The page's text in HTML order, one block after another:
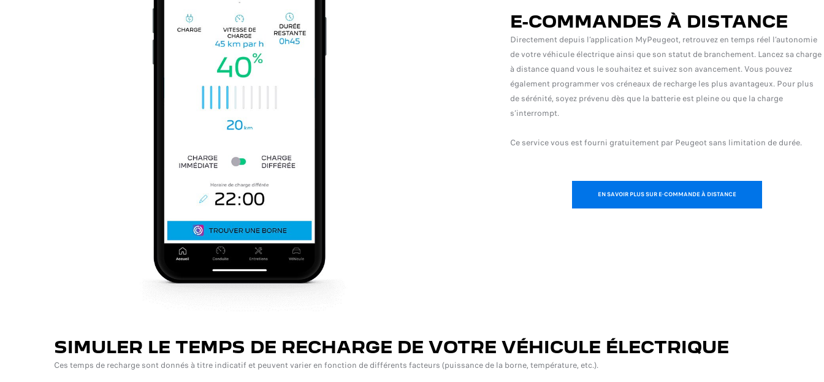
E-COMMANDES À DISTANCE
Directement depuis l’application MyPeugeot, retrouvez en temps réel l’autonomie
de votre véhicule électrique ainsi que son statut de branchement. Lancez sa charge
à distance quand vous le souhaitez et suivez son avancement. Vous pouvez
également programmer vos créneaux de recharge les plus avantageux. Pour plus
de sérénité, soyez prévenu dès que la batterie est pleine ou que la charge
s’interrompt.
Ce service vous est fourni gratuitement par Peugeot sans limitation de durée.
EN SAVOIR PLUS SUR E-COMMANDE À DISTANCE
SIMULER LE TEMPS DE RECHARGE DE VOTRE VÉHICULE ÉLECTRIQUE
Ces temps de recharge sont donnés à titre indicatif et peuvent varier en fonction de différents facteurs (puissance de la borne, température, etc.).